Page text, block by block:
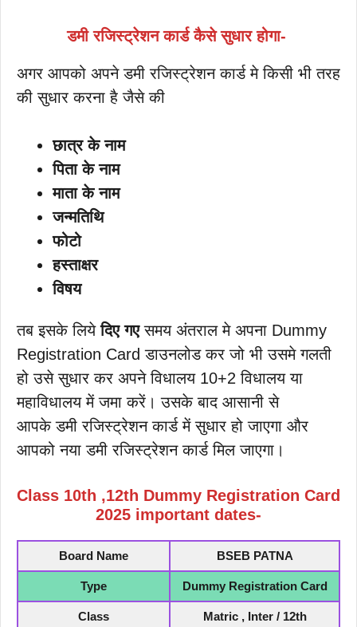
डमी रजिस्ट्रेशन कार्ड कैसे सुधार होगा-
अगर आपको अपने डमी रजिस्ट्रेशन कार्ड मे किसी भी तरह
की सुधार करना है जैसे की
छात्र के नाम
पिता के नाम
माता के नाम
जन्मतिथि
फोटो
हस्ताक्षर
विषय
तब इसके लियेदिए गएसमय अंतराल मे अपना Dummy
Registration Card डाउनलोड कर जो भी उसमे गलती
हो उसे सुधार कर अपने विधालय 10+2 विधालय या
महाविधालय में जमा करें। उसके बाद आसानी से
आपके डमी रजिस्ट्रेशन कार्ड में सुधार हो जाएगा और
आपको नया डमी रजिस्ट्रेशन कार्ड मिल जाएगा।
Class 10th ,12th Dummy Registration Card
2025 important dates-
Board Name BSEB PATNA
Type Dummy Registration Card
Class Matric , Inter / 12th